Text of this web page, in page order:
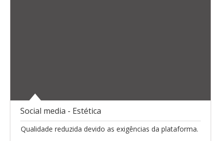
Social media - Estética
Qualidade reduzida devido as exigências da plataforma.